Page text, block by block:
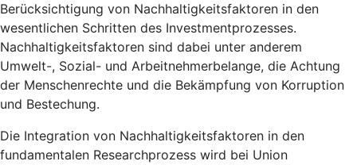
Berücksichtigung von Nachhaltigkeitsfaktoren in den
wesentlichen Schritten des Investmentprozesses.
Nachhaltigkeitsfaktoren sind dabei unter anderem
Umwelt-, Sozial- und Arbeitnehmerbelange, die Achtung
der Menschenrechte und die Bekämpfung von Korruption
und Bestechung.
Die Integration von Nachhaltigkeitsfaktoren in den
fundamentalen Researchprozess wird bei Union